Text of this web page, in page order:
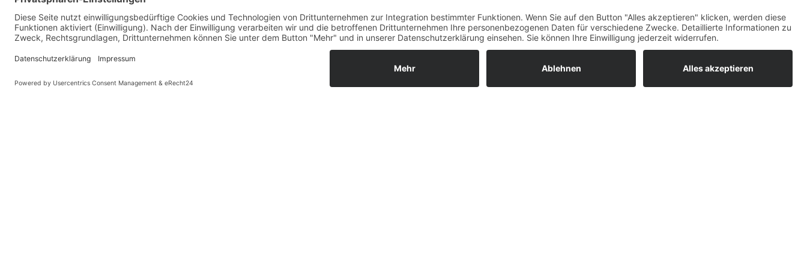
Das Topmodell der Feststoffwesten für Kinder und Kleinkinder mit Einstiegsgröße ab 5 kg nach DIN EN ISO 12402-4. Ein lustiges Delphinmuster erfreut die Kleinen. Dazu ist
die Schaumstofffüllung aus SECU-Foam Soft super weich und anschmiegsam.
Die 4 Kinderwesten haben eine schwimmphysikalisch optimierte, kindgerechte Auftriebsverteilung. Getestet duch Dummy B.A.M.B.I.
Widerrufsrecht MS
Widerrufsrecht bei Dienstleistungen